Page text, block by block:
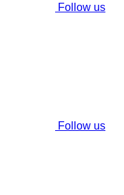
Follow us
Follow us